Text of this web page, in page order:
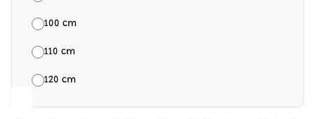
100 cm
110 cm
120 cm